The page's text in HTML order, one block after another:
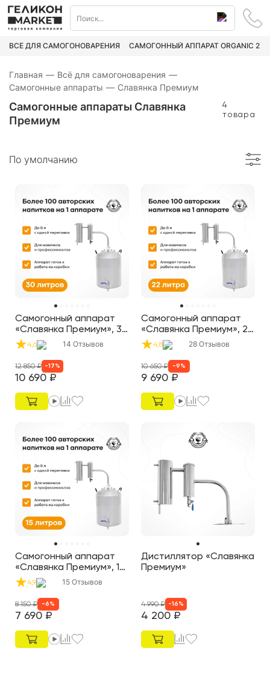
ВСЁ ДЛЯ САМОГОНОВАРЕНИЯ САМОГОННЫЙ АППАРАТ ORGANIC 2
Главная — Всё для самогоноварения —
Самогонные аппараты — Славянка Премиум
Самогонные аппараты Славянка
Премиум
4
товара
По умолчанию
Самогонный аппарат
«Славянка Премиум», 30
л
4,6 14 Отзывов
10 690 ₽
12 850₽ -17 %
Самогонный аппарат
«Славянка Премиум», 22
л
4,8 28 Отзывов
9 690 ₽
10 650₽ -9 %
Самогонный аппарат
«Славянка Премиум», 15
л
4,9 15 Отзывов
7 690 ₽
8 150₽ -6 %
Дистиллятор «Славянка
Премиум»
4 200 ₽
4 990₽ -16 %